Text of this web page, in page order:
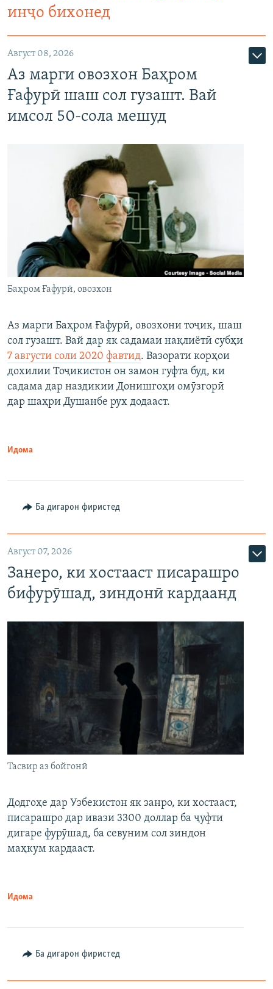
инҷо бихонед
Август 08, 2026
Аз марги овозхон Баҳром
Ғафурӣ шаш сол гузашт. Вай
имсол 50-сола мешуд
Баҳром Ғафурӣ, овозхон
Аз марги Баҳром Ғафурӣ, овозхони тоҷик, шаш
сол гузашт. Вай дар як садамаи нақлиётӣ субҳи
7 августи соли 2020 фавтид. Вазорати корҳои
дохилии Тоҷикистон он замон гуфта буд, ки
садама дар наздикии Донишгоҳи омӯзгорӣ
дар шаҳри Душанбе рух додааст.
Идома
Ба дигарон фиристед
Август 07, 2026
Занеро, ки хостааст писарашро
бифурӯшад, зиндонӣ кардаанд
Тасвир аз бойгонӣ
Додгоҳе дар Узбекистон як занро, ки хостааст,
писарашро дар ивази 3300 доллар ба ҷуфти
дигаре фурӯшад, ба севуним сол зиндон
маҳкум кардааст.
Идома
Ба дигарон фиристед